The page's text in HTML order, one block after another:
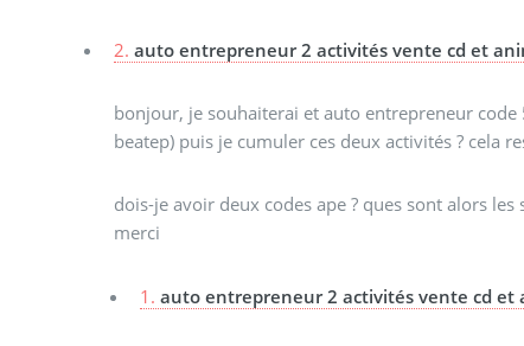
2. auto entrepreneur 2 activités vente cd et
bonjour, je souhaiterai et auto entrepreneur code
beatep) puis je cumuler ces deux activités ? cela
dois-je avoir deux codes ape ? ques sont alors les
merci
1. auto entrepreneur 2 activités vente cd et